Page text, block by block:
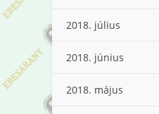
2018. július
2018. június
2018. május